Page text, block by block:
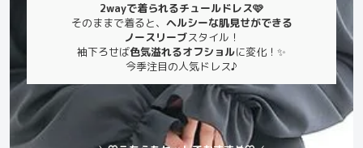
2wayで着られるチュールドレス🩷
そのままで着ると、 ヘルシーな肌見せができる
ノースリーブスタイル！
袖下ろせば色気溢れるオフショルに変化！✨
今季注目の人気ドレス♪